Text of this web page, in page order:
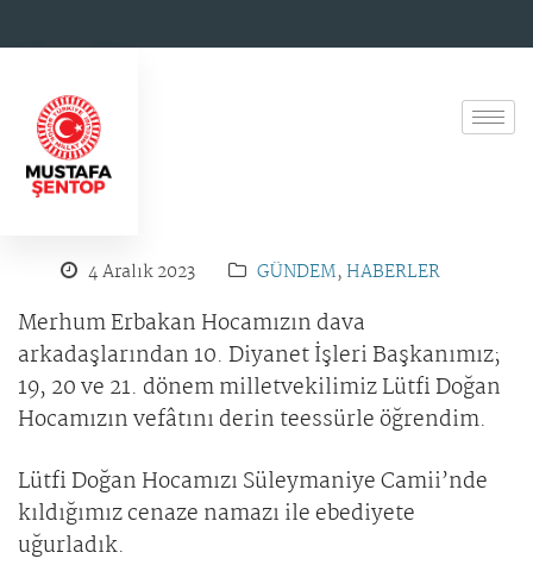
4 Aralık 2023 GÜNDEM,HABERLER
Merhum Erbakan Hocamızın dava
arkadaşlarından 10. Diyanet İşleri Başkanımız;
19, 20 ve 21. dönem milletvekilimiz Lütfi Doğan
Hocamızın vefâtını derin teessürle öğrendim.
Lütfi Doğan Hocamızı Süleymaniye Camii’nde
kıldığımız cenaze namazı ile ebediyete
uğurladık.